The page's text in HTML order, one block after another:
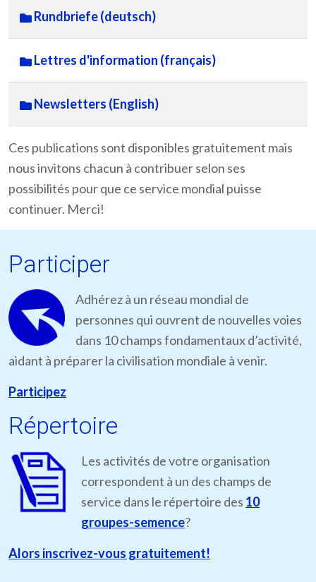
Rundbriefe (deutsch)
Lettres d'information (français)
Newsletters (English)
Ces publications sont disponibles gratuitement mais
nous invitons chacun à contribuer selon ses
possibilités pour que ce service mondial puisse
continuer. Merci!
Participer
Adhérez à un réseau mondial de
personnes qui ouvrent de nouvelles voies
dans 10 champs fondamentaux d’activité,
aidant à préparer la civilisation mondiale à venir.
Participez
Répertoire
Les activités de votre organisation
correspondent à un des champs de
service dans le répertoire des 10
groupes-semence?
Alors inscrivez-vous gratuitement!